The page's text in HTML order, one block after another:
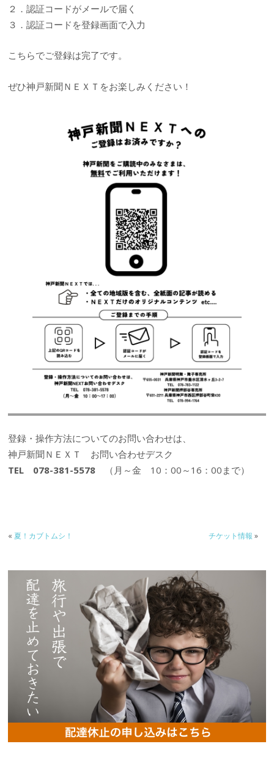
２．認証コードがメールで届く
３．認証コードを登録画面で入力
こちらでご登録は完了です。
ぜひ神戸新聞ＮＥＸＴをお楽しみください！
登録・操作方法についてのお問い合わせは、
神戸新聞ＮＥＸＴ お問い合わせデスク
TEL 078-381-5578 （月～金 10：00～16：00まで）
« 夏！カブトムシ！ チケット情報 »